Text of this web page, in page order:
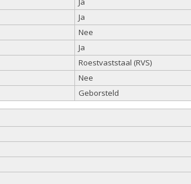
Ja
Nee
Ja
Roestvaststaal (RVS)
Nee
Geborsteld